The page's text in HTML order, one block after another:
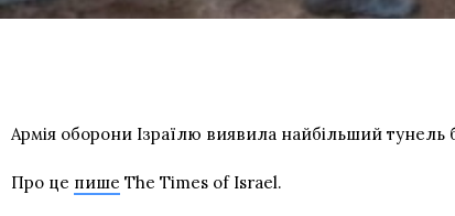
Армія оборони Ізраїлю виявила найбільший тунель
Про це пише The Times of Israel.